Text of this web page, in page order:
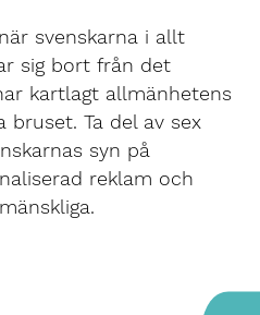
svenskarna i allt
sig bort från det
kartlagt allmänhetens
Ta del av sex
syn på
reklam och